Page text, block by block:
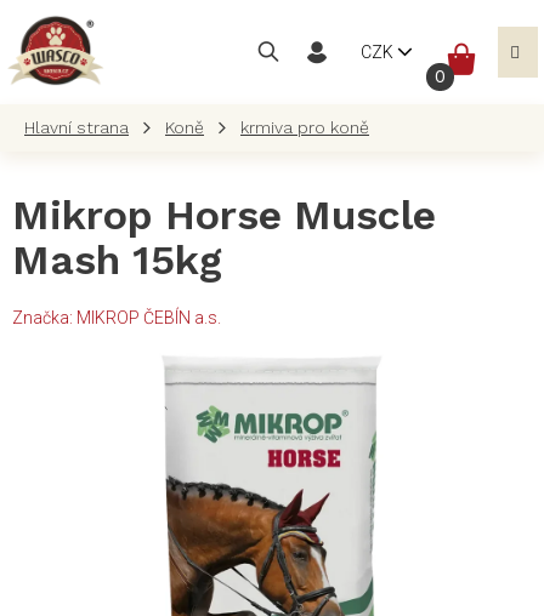
obsah
CZK
Koně krmiva pro koně
Mikrop Horse Muscle
Mash 15kg
Značka: MIKROP ČEBÍN a.s.